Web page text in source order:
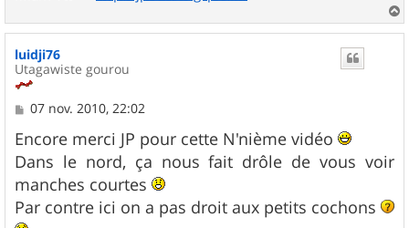
a
u
luidji76
Utagawiste gourou
M
s
s
a
g
e
07 nov. 2010, 22:02
Encore merci JP pour cette N'nième vidéo
Dans le nord, ça nous fait drôle de vous voir
manches courtes
Par contre ici on a pas droit aux petits cochons